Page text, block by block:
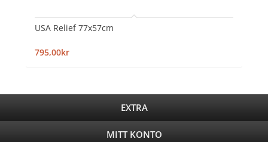
USA Relief 77x57cm
795,00kr
EXTRA
MITT KONTO